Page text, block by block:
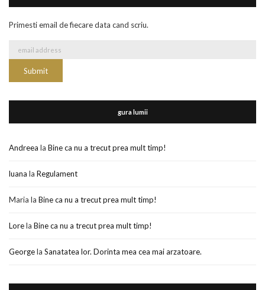
Primesti email de fiecare data cand scriu.
gura lumii
Andreea la Bine ca nu a trecut prea mult timp!
luana la Regulament
Maria la Bine ca nu a trecut prea mult timp!
Lorela Bine ca nu a trecut prea mult timp!
Georgela Sanatatea lor. Dorinta mea cea mai arzatoare.